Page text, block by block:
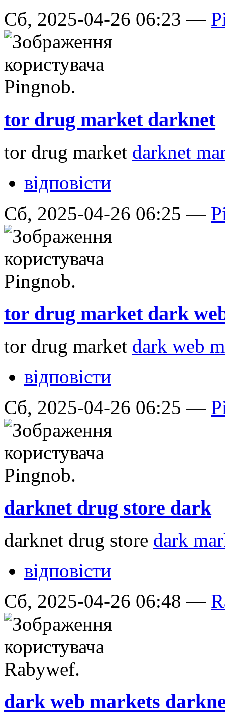
Сб, 2025-04-26 06:23 —
tor drug market darknet
tor drug market darknet
відповісти
Сб, 2025-04-26 06:25 —
tor drug market dark
tor drug market dark web
відповісти
Сб, 2025-04-26 06:25 —
darknet drug store dark
darknet drug store dark
відповісти
Сб, 2025-04-26 06:48 —
dark web markets